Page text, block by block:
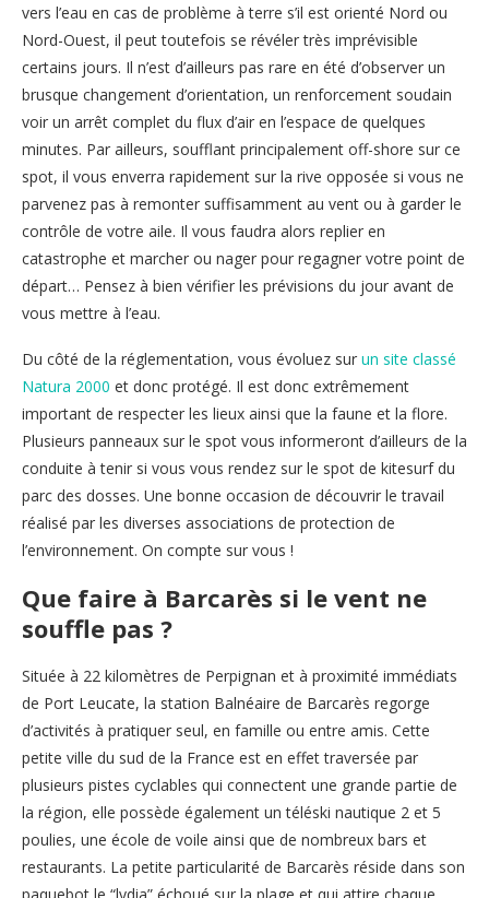
vers l’eau en cas de problème à terre s’il est orienté Nord ou
Nord-Ouest, il peut toutefois se révéler très imprévisible
certains jours. Il n’est d’ailleurs pas rare en été d’observer un
brusque changement d’orientation, un renforcement soudain
voir un arrêt complet du flux d’air en l’espace de quelques
minutes. Par ailleurs, soufflant principalement off-shore sur ce
spot, il vous enverra rapidement sur la rive opposée si vous ne
parvenez pas à remonter suffisamment au vent ou à garder le
contrôle de votre aile. Il vous faudra alors replier en
catastrophe et marcher ou nager pour regagner votre point de
départ… Pensez à bien vérifier les prévisions du jour avant de
vous mettre à l’eau.
Du côté de la réglementation, vous évoluez sur un site classé
Natura 2000 et donc protégé. Il est donc extrêmement
important de respecter les lieux ainsi que la faune et la flore.
Plusieurs panneaux sur le spot vous informeront d’ailleurs de la
conduite à tenir si vous vous rendez sur le spot de kitesurf du
parc des dosses. Une bonne occasion de découvrir le travail
réalisé par les diverses associations de protection de
l’environnement. On compte sur vous !
Que faire à Barcarès si le vent ne
souffle pas ?
Située à 22 kilomètres de Perpignan et à proximité immédiats
de Port Leucate, la station Balnéaire de Barcarès regorge
d’activités à pratiquer seul, en famille ou entre amis. Cette
petite ville du sud de la France est en effet traversée par
plusieurs pistes cyclables qui connectent une grande partie de
la région, elle possède également un téléski nautique 2 et 5
poulies, une école de voile ainsi que de nombreux bars et
restaurants. La petite particularité de Barcarès réside dans son
paquebot le “lydia” échoué sur la plage et qui attire chaque